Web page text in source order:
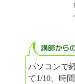
パソコンで
て1/10、時間